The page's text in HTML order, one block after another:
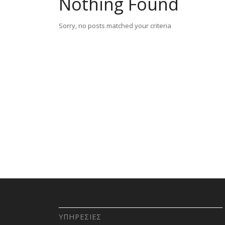
Sorry, no posts matched your criteria
ΥΠΗΡΕΣΊΕΣ